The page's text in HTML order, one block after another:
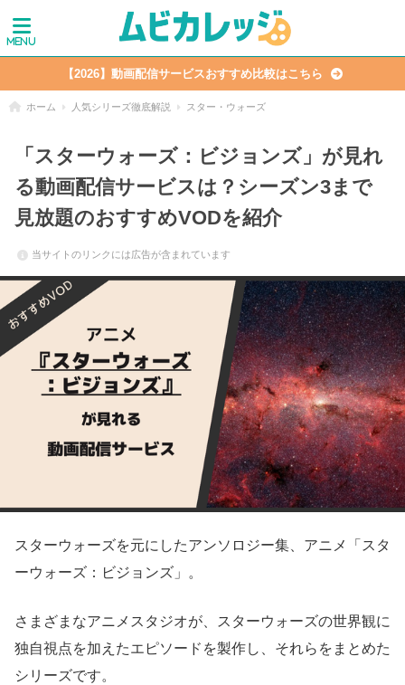
【2026】動画配信サービスおすすめ比較はこちら
ホーム 人気シリーズ徹底解説 スター・ウォーズ
「スターウォーズ：ビジョンズ」が見れ
る動画配信サービスは？シーズン3まで
見放題のおすすめVODを紹介
当サイトのリンクには広告が含まれています
スターウォーズを元にしたアンソロジー集、アニメ「スタ
ーウォーズ：ビジョンズ」。
さまざまなアニメスタジオが、スターウォーズの世界観に
独自視点を加えたエピソードを製作し、それらをまとめた
シリーズです。